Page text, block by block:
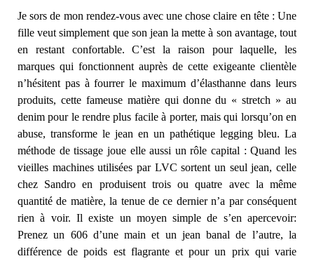
Je sors de mon rendez-vous avec une chose claire en tête : Une
fille veut simplement que son jean la mette à son avantage, tout
en restant confortable. C’est la raison pour laquelle, les
marques qui fonctionnent auprès de cette exigeante clientèle
n’hésitent pas à fourrer le maximum d’élasthanne dans leurs
produits, cette fameuse matière qui donne du « stretch » au
denim pour le rendre plus facile à porter, mais qui lorsqu’on en
abuse, transforme le jean en un pathétique legging bleu. La
méthode de tissage joue elle aussi un rôle capital : Quand les
vieilles machines utilisées par LVC sortent un seul jean, celle
chez Sandro en produisent trois ou quatre avec la même
quantité de matière, la tenue de ce dernier n’a par conséquent
rien à voir. Il existe un moyen simple de s’en apercevoir:
Prenez un 606 d’une main et un jean banal de l’autre, la
différence de poids est flagrante et pour un prix qui varie